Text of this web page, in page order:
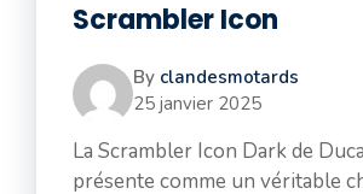
Scrambler Icon
By clandesmotards
25 janvier 2025
La Scrambler Icon Dark de
présente comme un véritable